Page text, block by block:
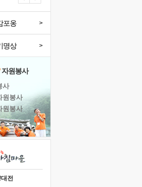
명상 >
포옹 >
자원봉사
사
원봉사
원봉사
전